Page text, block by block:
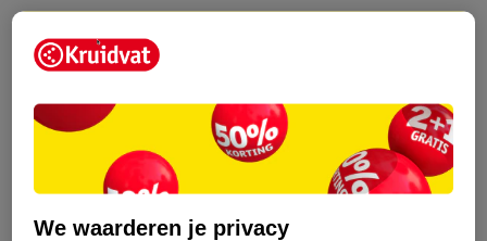
Kruidvat folder
augustus 2026.
We waarderen je privacy